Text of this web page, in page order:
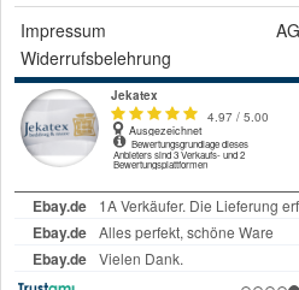
Impressum
Widerrufsbelehrung